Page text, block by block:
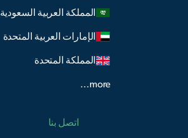
المملكة العربية السعودية
الإمارات العربية المتحدة
المملكة المتحدة
more...
اتصل بنا